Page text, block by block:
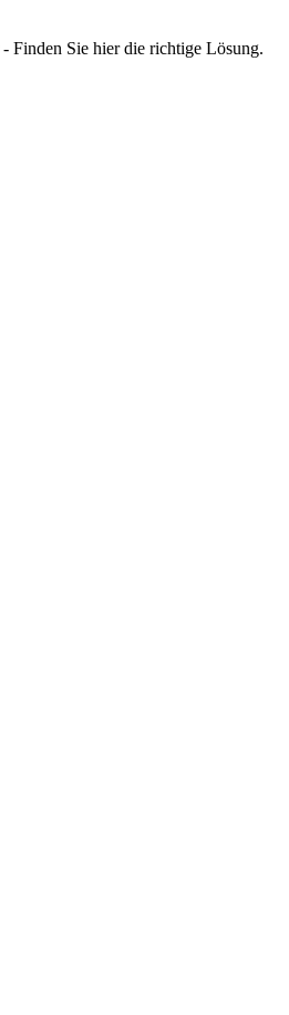
Finden Sie hier die richtige Lösung.